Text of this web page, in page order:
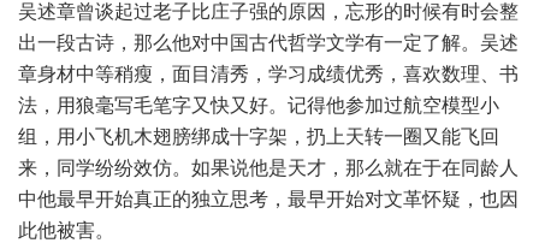
吴述章曾谈起过老子比庄子强的原因，忘形的时候有时会整
出一段古诗，那么他对中国古代哲学文学有一定了解。吴述
章身材中等稍瘦，面目清秀，学习成绩优秀，喜欢数理、书
法，用狼毫写毛笔字又快又好。记得他参加过航空模型小
组，用小飞机木翅膀绑成十字架，扔上天转一圈又能飞回
来，同学纷纷效仿。如果说他是天才，那么就在于在同龄人
中他最早开始真正的独立思考，最早开始对文革怀疑，也因
此他被害。